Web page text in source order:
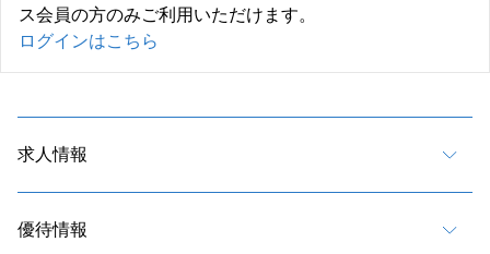
ス会員の方のみご利用いただけます。
ログインはこちら
求人情報
優待情報